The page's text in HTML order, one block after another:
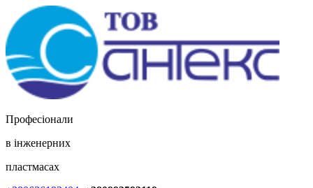
Професіонали
в інженерних
пластмасах